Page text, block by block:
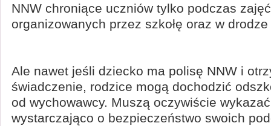
NNW chroniące uczniów tylko podczas
organizowanych przez szkołę oraz w drodze
Ale nawet jeśli dziecko ma polisę NNW i
świadczenie, rodzice mogą dochodzić
od wychowawcy. Muszą oczywiście
wystarczająco o bezpieczeństwo swoich